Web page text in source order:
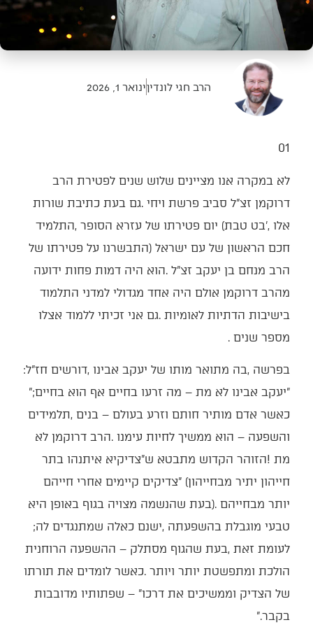
הרב חגי לונדיןינואר 1, 2026
01‭ ‬
לא‭ ‬במקרה‭ ‬אנו‭ ‬מציינים‭ ‬שלוש‭ ‬שנים‭ ‬לפטירת‭ ‬הרב‭
‬אלו‮'‬‭, ‬בט‭ ‬טבת‭ (‬יום‭ ‬פטירתו‭ ‬של‭ ‬עזרא‭ ‬הסופר‭,‬‭ ‬התלמיד‭
‬חכם‭ ‬הראשון‭ ‬של‭ ‬עם‭ ‬ישראל‭) ‬התבשרנו‭ ‬על‭ ‬פטירתו‭ ‬של‭
‬מהרב‭ ‬דרוקמן‭ ‬אולם‭ ‬היה‭ ‬אחד‭ ‬מגדולי‭ ‬למדני‭ ‬התלמוד‭
‬בישיבות‭ ‬הדתיות‭ ‬לאומיות‭. ‬גם‭ ‬אני‭ ‬זכיתי‭ ‬ללמוד‭ ‬אצלו‭
‬מספר‭ ‬שנים‭.
בפרשה‭, ‬בה‭ ‬מתואר‭ ‬מותו‭ ‬של‭ ‬יעקב‭ ‬אבינו‭, ‬דורשים‭ ‬חז"ל‭:
‬‮"‬יעקב‭ ‬אבינו‭ ‬לא‭ ‬מת‭ ‬‮–‬‭ ‬מה‭ ‬זרעו‭ ‬בחיים‭ ‬אף‭ ‬הוא‭ ‬בחיים‮"‬‭;
‬כאשר‭ ‬אדם‭ ‬מותיר‭ ‬חותם‭ ‬וזרע‭ ‬בעולם‭ ‬‮–‬‭ ‬בנים‭, ‬תלמידים‭
‬מת‭! ‬הזוהר‭ ‬הקדוש‭ ‬מתבטא‭ ‬ש"צדיקיא‭ ‬איתנהו‭ ‬בתר‭
‬חייהון‭ ‬יתיר‭ ‬מבחייהון‮"‬‭ (‬צדיקים‭ ‬קיימים‭ ‬אחרי‭ ‬חייהם‭
‬טבעי‭ ‬מוגבלת‭ ‬בהשפעתה‭, ‬ישנם‭ ‬כאלה‭ ‬שמתנגדים‭ ‬לה‭;
‬לעומת‭ ‬זאת‭, ‬בעת‭ ‬שהגוף‭ ‬מסתלק‭ ‬‮–‬‭ ‬ההשפעה‭ ‬הרוחנית‭
‬הולכת‭ ‬ומתפשטת‭ ‬יותר‭ ‬ויותר‭. ‬כאשר‭ ‬לומדים‭ ‬את‭ ‬תורתו‭
‬של‭ ‬הצדיק‭ ‬וממשיכים‭ ‬את‭ ‬דרכו‭ ‬‮–‬‭ ‬‮"‬שפתותיו‭ ‬מדובבות‭
‬בקבר‮"‬‭.‬